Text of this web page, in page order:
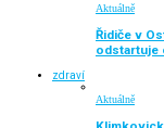
Aktuálně
Řidiče v
odstartuje
zdraví
Aktuálně